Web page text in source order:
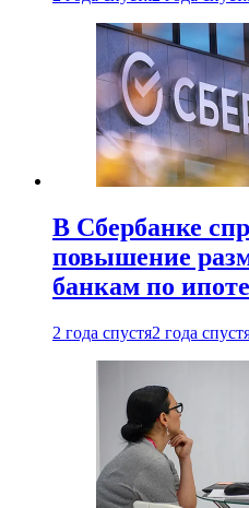
В Сбербанке
повышение
банкам по
2 года спустя2 года